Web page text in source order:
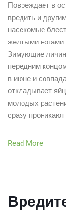
Повреждает в
вредить и
насекомые
желтыми ногами
Зимующие
передним
в июне и
откладывает
молодых
сразу
Read More